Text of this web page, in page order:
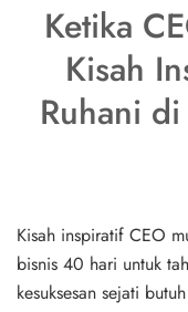
Ketika
Kisah
Ruhani
Kisah inspiratif CEO
bisnis 40 hari untuk
kesuksesan sejati